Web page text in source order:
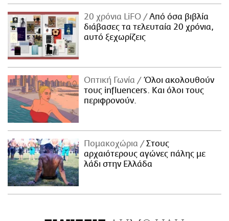
20 χρόνια LiFO
Από όσα βιβλία
διάβασες τα τελευταία 20 χρόνια,
αυτό ξεχωρίζεις
Οπτική Γωνία
Όλοι ακολουθούν
τους influencers. Και όλοι τους
περιφρονούν.
Πομακοχώρια
Στους
αρχαιότερους αγώνες πάλης με
λάδι στην Ελλάδα